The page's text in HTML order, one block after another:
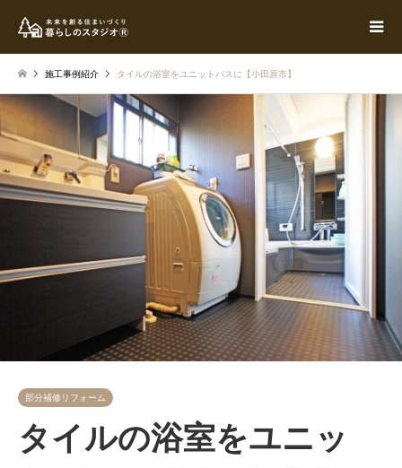
施工事例紹介 タイルの浴室をユニットバスに【小田原市】
部分補修リフォーム
タイルの浴室をユニッ